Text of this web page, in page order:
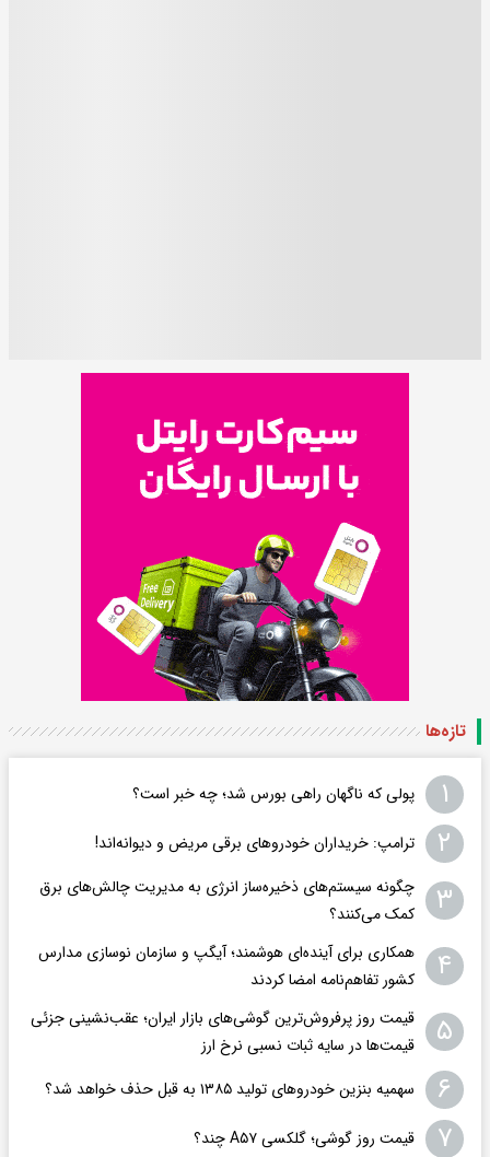
تازه‌ها
۱ پولی که ناگهان راهی بورس شد؛ چه خبر است؟
۲ ترامپ: خریداران خودروهای برقی مریض و دیوانه‌اند!
۳
چگونه سیستم‌های ذخیره‌ساز انرژی به مدیریت چالش‌های برق
کمک می‌کنند؟
۴
همکاری برای آینده‌ای هوشمند؛ آیگپ و سازمان نوسازی مدارس
کشور تفاهم‌نامه امضا کردند
۵
قیمت روز پرفروش‌ترین گوشی‌های بازار ایران؛ عقب‌نشینی جزئی
قیمت‌ها در سایه ثبات نسبی نرخ ارز
۶ سهمیه بنزین خودروهای تولید ۱۳۸۵ به قبل حذف خواهد شد؟
۷ قیمت روز گوشی؛ گلکسی A۵۷ چند؟